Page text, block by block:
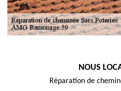
NOUS
Réparation de